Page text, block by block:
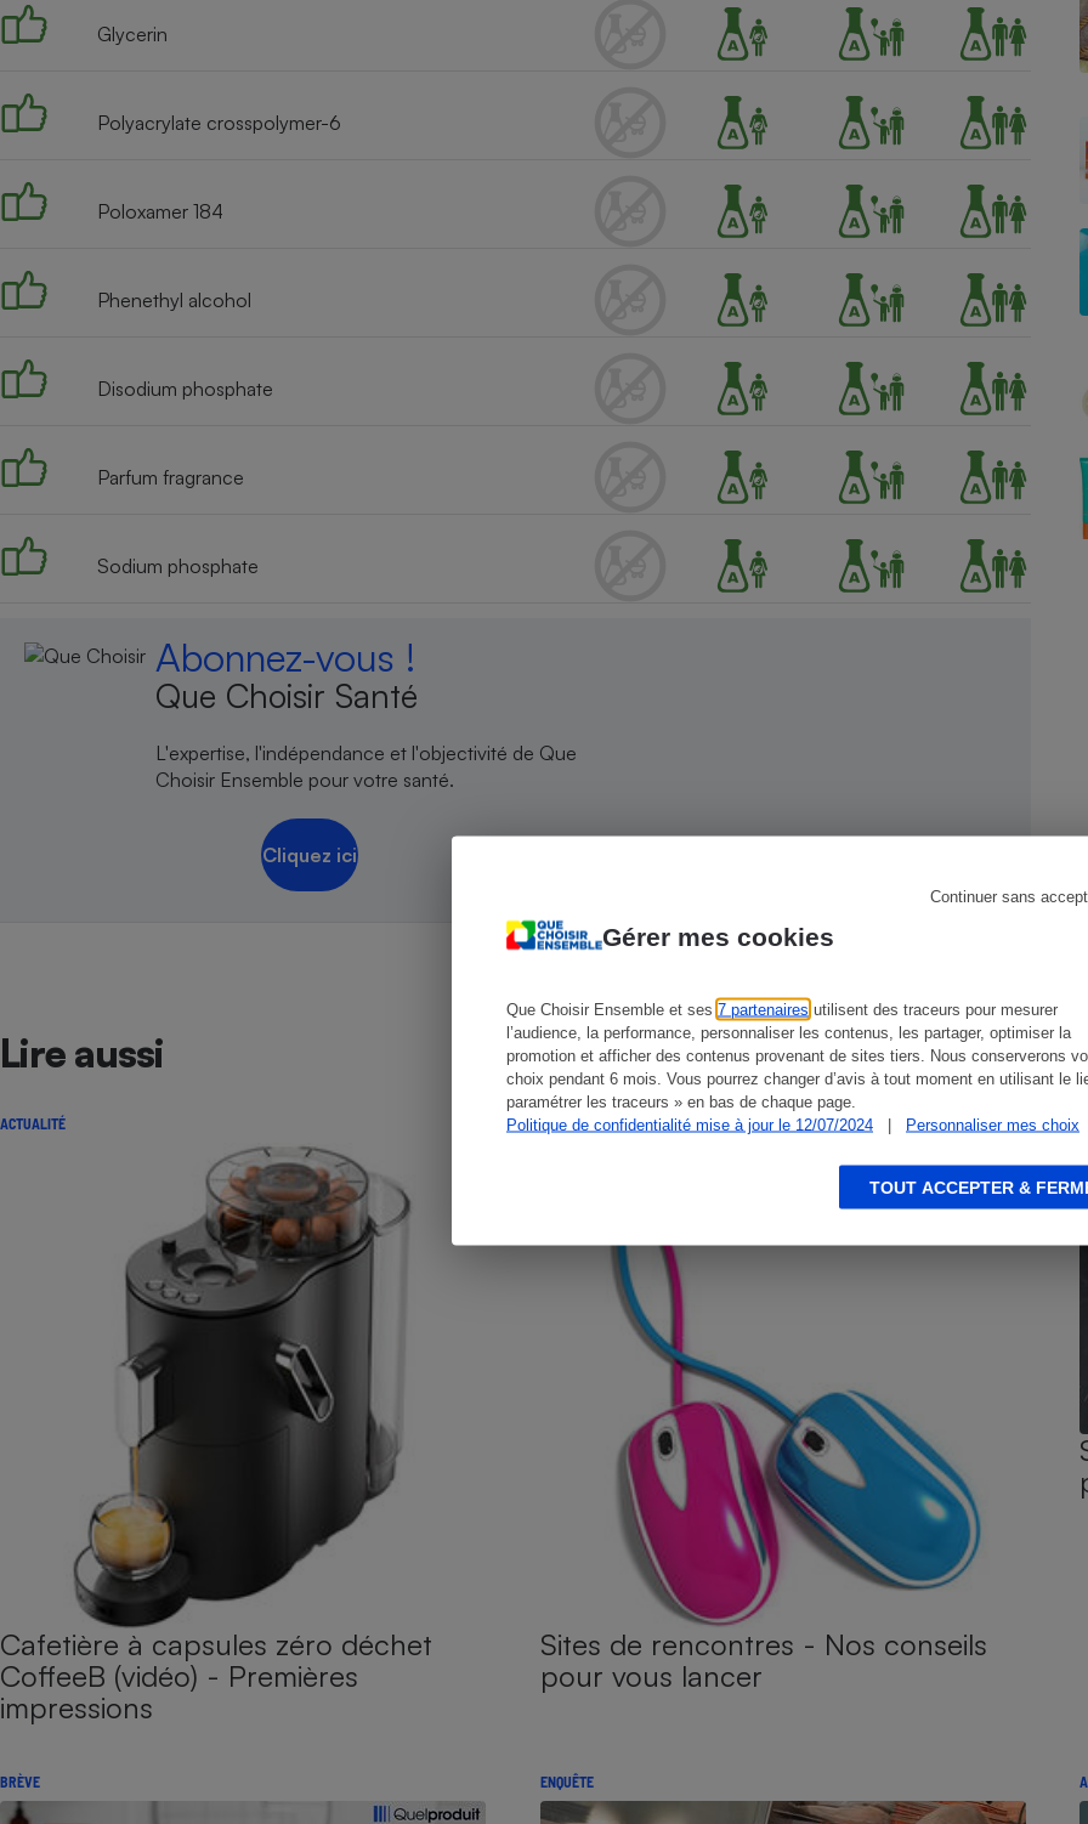
Gérer mes cookies
Que Choisir Ensemble et ses 7 partenaires utilisent des traceurs pour mesurer
l’audience, la performance, personnaliser les contenus, les partager, optimiser la
promotion et afficher des contenus provenant de sites tiers. Nous conserverons
choix pendant 6 mois. Vous pourrez changer d’avis à tout moment en utilisant le
paramétrer les traceurs » en bas de chaque page.
Politique de confidentialité mise à jour le 12/07/2024
| Personnaliser mes choix
Continuer sans
TOUT ACCEPTER &
Glycerin
Polyacrylate crosspolymer-6
Poloxamer 184
Phenethyl alcohol
Disodium phosphate
Parfum fragrance
Sodium phosphate
Abonnez-vous !
Que Choisir Santé
L'expertise, l'indépendance et l'objectivité de Que
Choisir Ensemble pour votre santé.
Cliquez ici
Lire aussi
ACTUALITÉ
Cafetière à capsules zéro déchet
CoffeeB (vidéo) - Premières
impressions
CONSEILS
Sites de rencontres - Nos conseils
pour vous lancer
BRÈVE ENQUÊTE
Four encastrable
Aspirateur
Cafetière à expressos
numérique
Électricité - Gaz